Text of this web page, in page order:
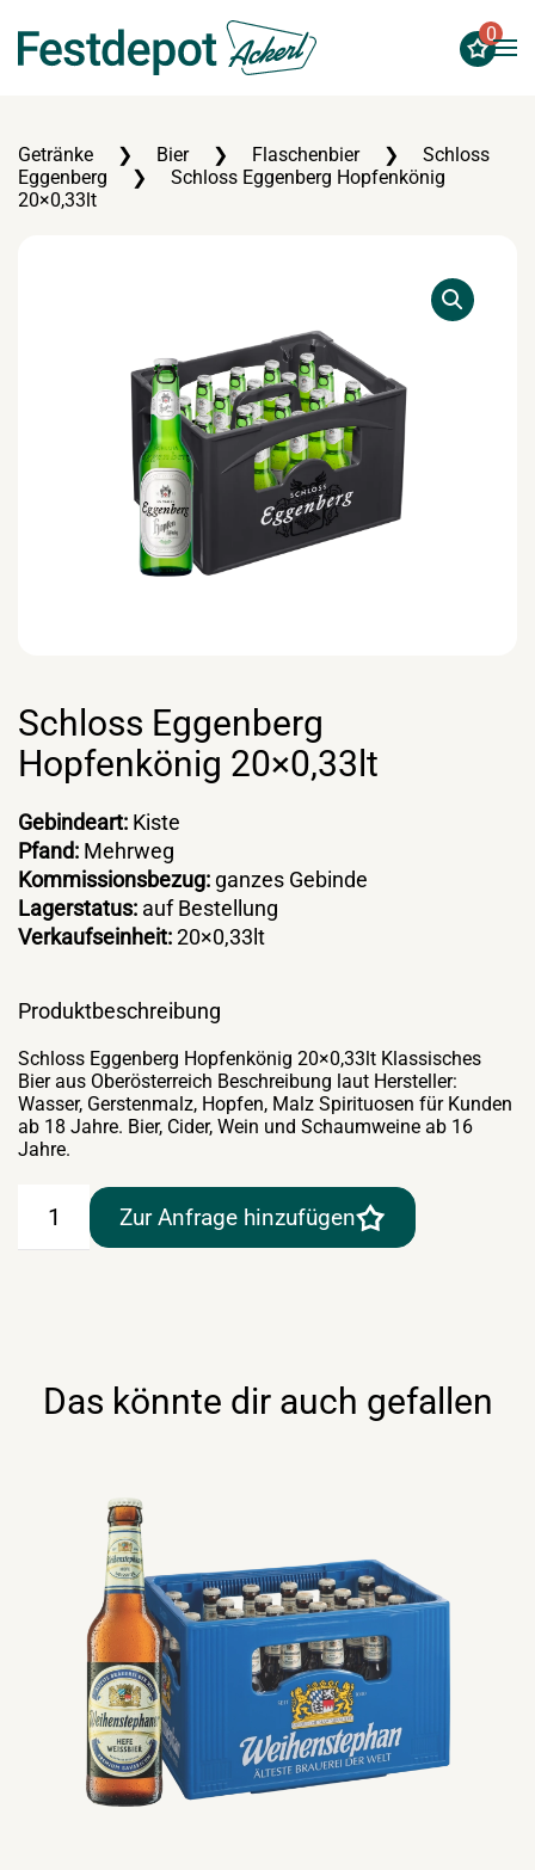
Zum Hauptinhalt springen
0
Getränke Bier Flaschenbier
Schloss
Eggenberg
Schloss Eggenberg Hopfenkönig
20×0,33lt
Schloss Eggenberg
Hopfenkönig 20×0,33lt
Gebindeart: Kiste
Pfand: Mehrweg
Kommissionsbezug: ganzes Gebinde
Lagerstatus: auf Bestellung
Verkaufseinheit:20×0,33lt
Produktbeschreibung
Schloss Eggenberg Hopfenkönig 20×0,33lt Klassisches
Bier aus Oberösterreich Beschreibung laut Hersteller:
Wasser, Gerstenmalz, Hopfen, Malz Spirituosen für Kunden
ab 18 Jahre. Bier, Cider, Wein und Schaumweine ab 16
Jahre.
Eggenberg
Hopfenkönig
Zur Anfrage hinzufügen
Das könnte dir auch gefallen